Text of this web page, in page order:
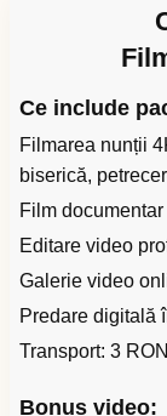
Ce include
Filmarea nunții
biserică,
Film
Editare video
Galerie video
Predare digitală
Transport: 3
Bonus video: